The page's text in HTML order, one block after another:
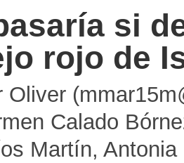
si
rojo de
Oliver
Calado
Martín,